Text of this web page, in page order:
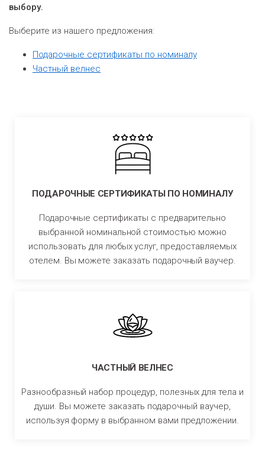
выбору.
Выберите из нашего предложения:
Подарочные сертификаты по номиналу
Частный велнес
ПОДАРОЧНЫЕ СЕРТИФИКАТЫ ПО НОМИНАЛУ
Подарочные сертификаты с предварительно
выбранной номинальной стоимостью можно
использовать для любых услуг, предоставляемых
отелем. Вы можете заказать подарочный ваучер.
ЧАСТНЫЙ ВЕЛНЕС
Разнообразный набор процедур, полезных для тела и
души. Вы можете заказать подарочный ваучер,
используя форму в выбранном вами предложении.